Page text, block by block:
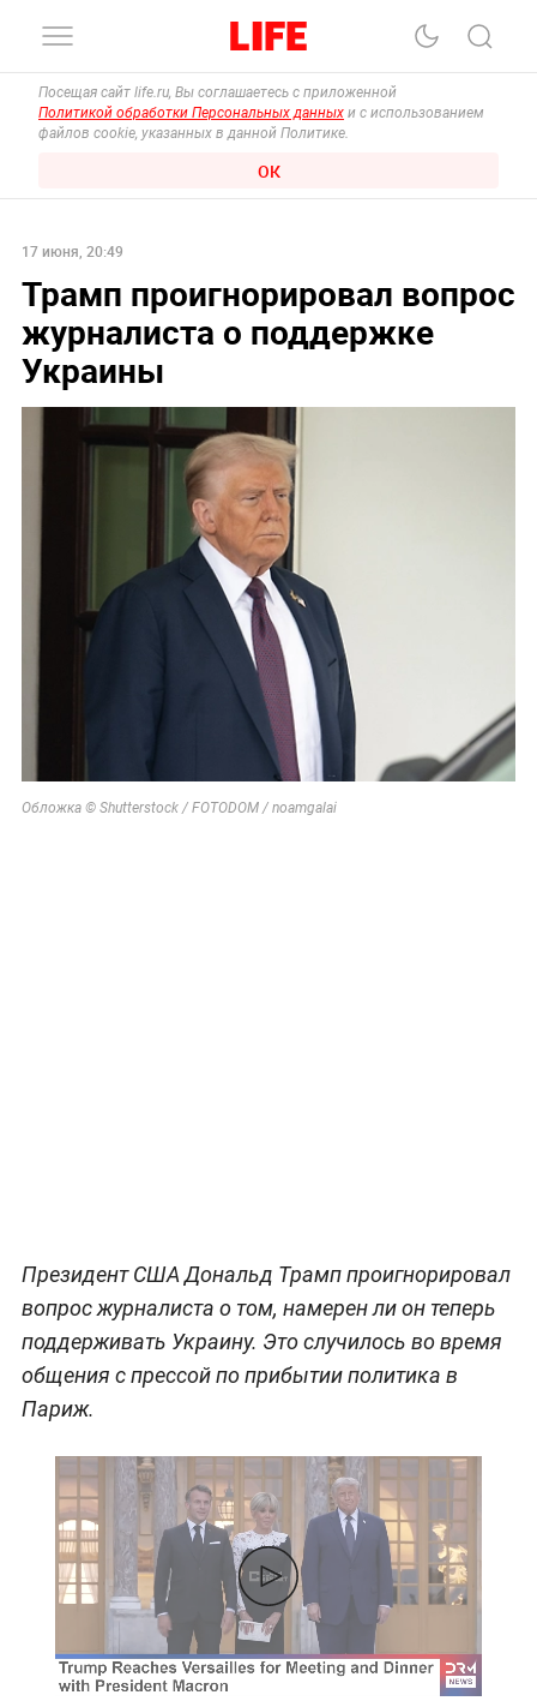
Посещая сайт life.ru, Вы соглашаетесь с приложенной
Политикой обработки Персональных данных и с использованием
файлов cookie, указанных в данной Политике.
ОК
17 июня, 20:49
Трамп проигнорировал вопрос
журналиста о поддержке
Украины
Обложка © Shutterstock / FOTODOM / noamgalai
Президент США Дональд Трамп проигнорировал
вопрос журналиста о том, намерен ли он теперь
поддерживать Украину. Это случилось во время
общения с прессой по прибытии политика в
Париж.